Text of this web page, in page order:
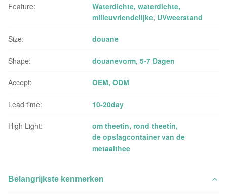
Feature:
Waterdichte, waterdichte,
milieuvriendelijke, UVweerstand
Size: douane
Shape: douanevorm, 5-7 Dagen
Accept: OEM, ODM
Lead time: 10-20day
High Light: om theetin, rond theetin,
de opslagcontainer van de
metaalthee
Belangrijkste kenmerken